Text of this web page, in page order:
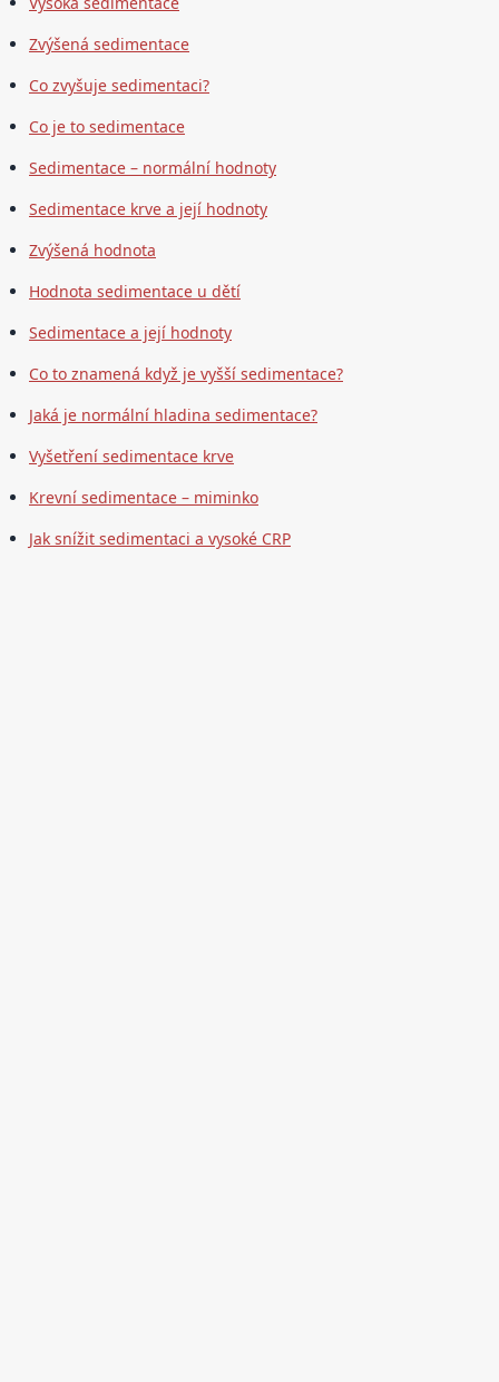
Zvýšená sedimentace
Co zvyšuje sedimentaci?
Co je to sedimentace
Sedimentace – normální hodnoty
Sedimentace krve a její hodnoty
Zvýšená hodnota
Hodnota sedimentace u dětí
Sedimentace a její hodnoty
Co to znamená když je vyšší sedimentace?
Jaká je normální hladina sedimentace?
Vyšetření sedimentace krve
Krevní sedimentace – miminko
Jak snížit sedimentaci a vysoké CRP